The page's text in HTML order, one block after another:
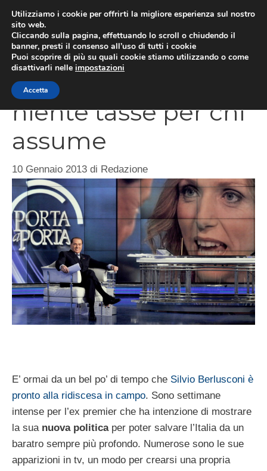
contenuto
Silvio Berlusconi
niente tasse per chi
assume
10 Gennaio 2013 di Redazione
E’ ormai da un bel po’ di tempo che Silvio Berlusconi è
pronto alla ridiscesa in campo. Sono settimane
intense per l’ex premier che ha intenzione di mostrare
la suanuova politicaper poter salvare l’Italia da un
baratro sempre più profondo. Numerose sono le sue
apparizioni in tv, un modo per crearsi una propria
Utilizziamo i cookie per offrirti la migliore esperienza sul nostro
sito web.
Cliccando sulla pagina, effettuando lo scroll o chiudendo il
banner, presti il consenso all’uso di tutti i cookie
Puoi scoprire di più su quali cookie stiamo utilizzando o come
disattivarli nelle impostazioni
Accetta